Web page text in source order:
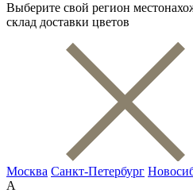
Выберите свой регион
склад доставки цветов
Москва Санкт-Петербург
А